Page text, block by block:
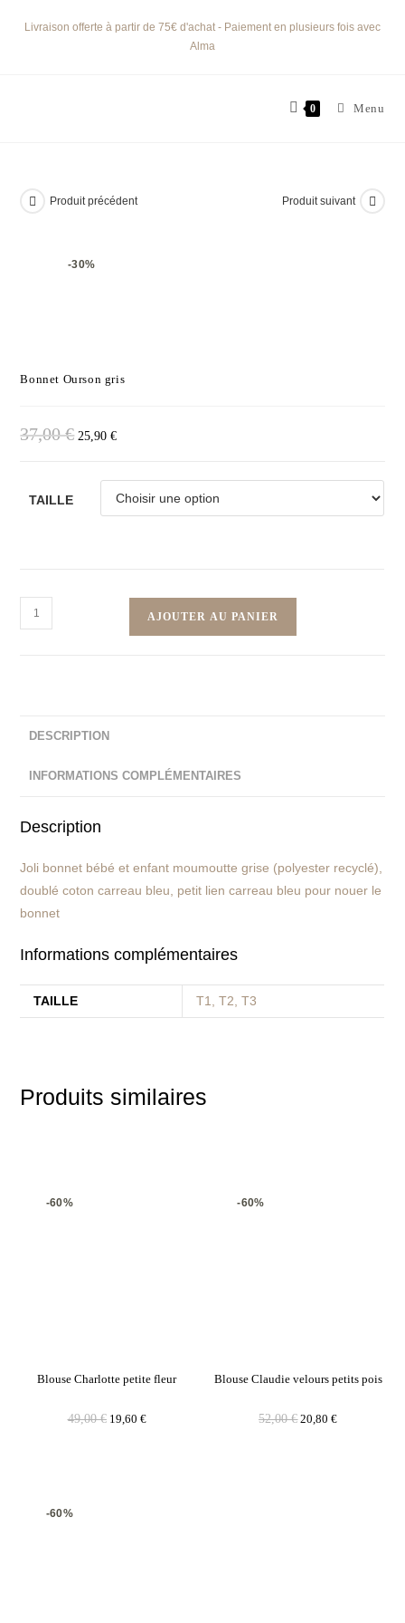
Livraison offerte à partir de 75€ d'achat - Paiement en plusieurs fois avec
Alma
0 Menu
-30%
Produit précédent Produit suivant
Bonnet Ourson gris
37,00€ 25,90€
TAILLE
AJOUTER AU PANIER
DESCRIPTION
INFORMATIONS COMPLÉMENTAIRES
Description
Joli bonnet bébé et enfant moumoutte grise (polyester recyclé),
doublé coton carreau bleu, petit lien carreau bleu pour nouer le
bonnet
Informations complémentaires
TAILLE T1, T2, T3
Produits similaires
-60%
Blouse Charlotte petite fleur
49,00€ 19,60 €
-60%
Blouse Claudie velours petits pois
52,00€ 20,80€
-60%